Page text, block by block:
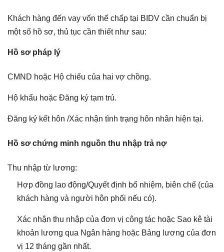
Khách hàng đến vay vốn thế chấp tại BIDV cần chuẩn bị
một số hồ sơ, thủ tục cần thiết như sau:
Hồ sơ pháp lý
CMND hoặc Hộ chiếu của hai vợ chồng.
Hộ khẩu hoặc Đăng ký tạm trú.
Đăng ký kết hôn /Xác nhận tình trạng hôn nhân hiện tại.
Hồ sơ chứng minh nguồn thu nhập trả nợ
Thu nhập từ lương:
Hợp đồng lao động/Quyết định bổ nhiệm, biên chế (của
khách hàng và người hôn phối nếu có).
Xác nhận thu nhập của đơn vị công tác hoặc Sao kê tài
khoản lương qua Ngân hàng hoặc Bảng lương của đơn
vị 12 tháng gần nhất.